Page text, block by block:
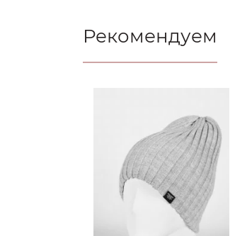
Рекомендуем